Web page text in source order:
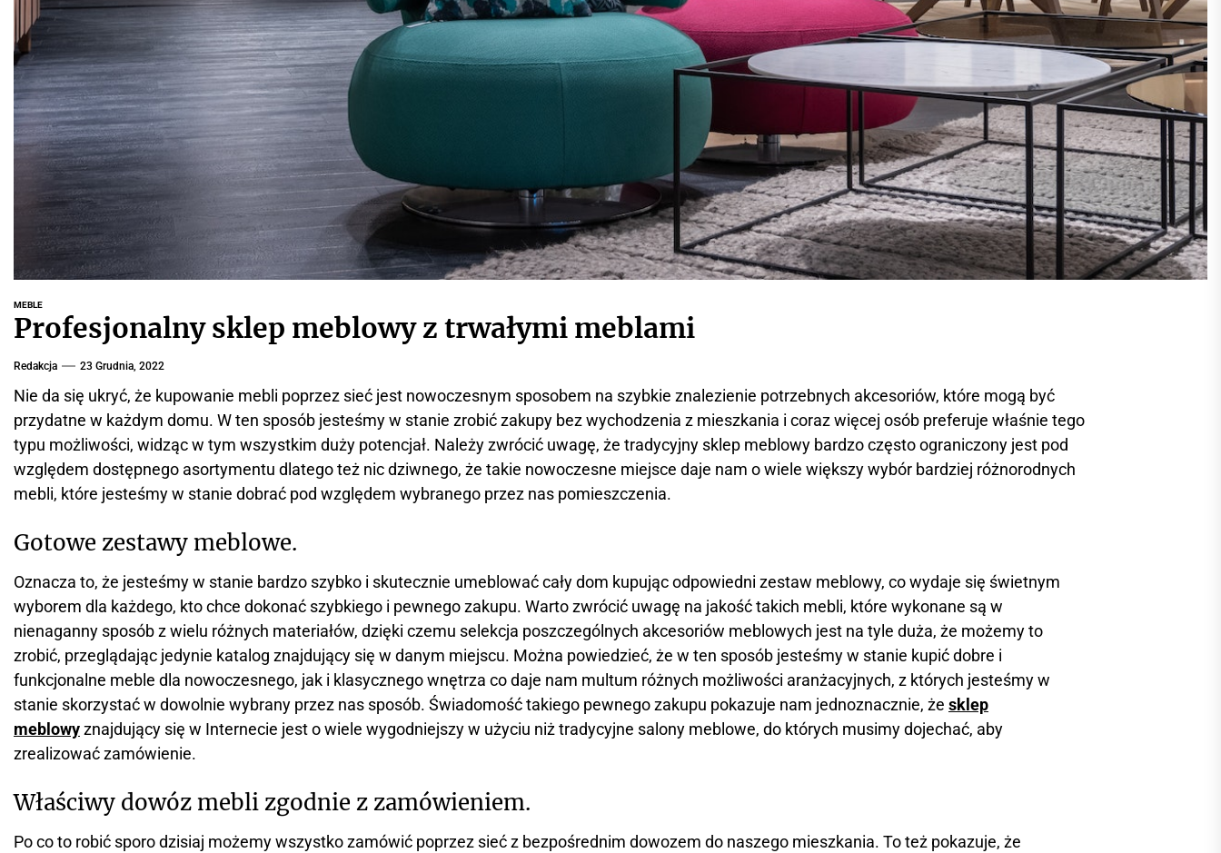
MEBLE
Profesjonalny sklep meblowy z trwałymi meblami
Redakcja 23 Grudnia, 2022
Nie da się ukryć, że kupowanie mebli poprzez sieć jest nowoczesnym sposobem na szybkie znalezienie potrzebnych akcesoriów, które mogą być
przydatne w każdym domu. W ten sposób jesteśmy w stanie zrobić zakupy bez wychodzenia z mieszkania i coraz więcej osób preferuje właśnie tego
typu możliwości, widząc w tym wszystkim duży potencjał. Należy zwrócić uwagę, że tradycyjny sklep meblowy bardzo często ograniczony jest pod
względem dostępnego asortymentu dlatego też nic dziwnego, że takie nowoczesne miejsce daje nam o wiele większy wybór bardziej różnorodnych
mebli, które jesteśmy w stanie dobrać pod względem wybranego przez nas pomieszczenia.
Gotowe zestawy meblowe.
Oznacza to, że jesteśmy w stanie bardzo szybko i skutecznie umeblować cały dom kupując odpowiedni zestaw meblowy, co wydaje się świetnym
wyborem dla każdego, kto chce dokonać szybkiego i pewnego zakupu. Warto zwrócić uwagę na jakość takich mebli, które wykonane są w
nienaganny sposób z wielu różnych materiałów, dzięki czemu selekcja poszczególnych akcesoriów meblowych jest na tyle duża, że możemy to
zrobić, przeglądając jedynie katalog znajdujący się w danym miejscu. Można powiedzieć, że w ten sposób jesteśmy w stanie kupić dobre i
funkcjonalne meble dla nowoczesnego, jak i klasycznego wnętrza co daje nam multum różnych możliwości aranżacyjnych, z których jesteśmy w
stanie skorzystać w dowolnie wybrany przez nas sposób. Świadomość takiego pewnego zakupu pokazuje nam jednoznacznie, że sklep
meblowyznajdujący się w Internecie jest o wiele wygodniejszy w użyciu niż tradycyjne salony meblowe, do których musimy dojechać, aby
zrealizować zamówienie.
Właściwy dowóz mebli zgodnie z zamówieniem.
Po co to robić sporo dzisiaj możemy wszystko zamówić poprzez sieć z bezpośrednim dowozem do naszego mieszkania. To też pokazuje, że